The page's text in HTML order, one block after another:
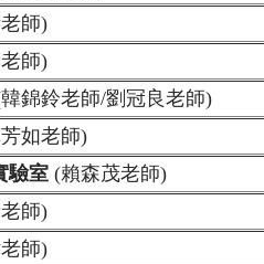
師)
師)
錦鈴老師/劉冠良老師)
如老師)
驗室 (賴森茂老師)
師)
師)